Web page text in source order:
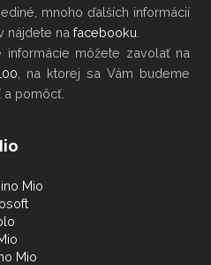
mnoho ďalších informácií
nájdete na facebooku
informácie môžete zavolať na
, na ktorej sa Vám budeme
pomôcť.
Mio
Mio